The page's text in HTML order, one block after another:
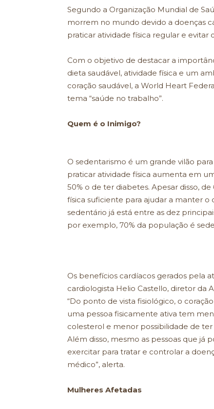
Segundo a Organização Mundial de
morrem no mundo devido a doenças
praticar atividade física regular e evitar
Com o objetivo de destacar a
dieta saudável, atividade física e um
coração saudável, a World Heart
tema “saúde no trabalho”.
Quem é o Inimigo?
O sedentarismo é um grande vilão
praticar atividade física aumenta em
50% o de ter diabetes. Apesar disso,
física suficiente para ajudar a manter o
sedentário já está entre as dez
por exemplo, 70% da população é
Os benefícios cardíacos gerados pela
cardiologista Helio Castello, diretor da
“Do ponto de vista fisiológico, o
uma pessoa fisicamente ativa tem
colesterol e menor possibilidade de
Além disso, mesmo as pessoas que já
exercitar para tratar e controlar a
médico”, alerta.
Mulheres Afetadas